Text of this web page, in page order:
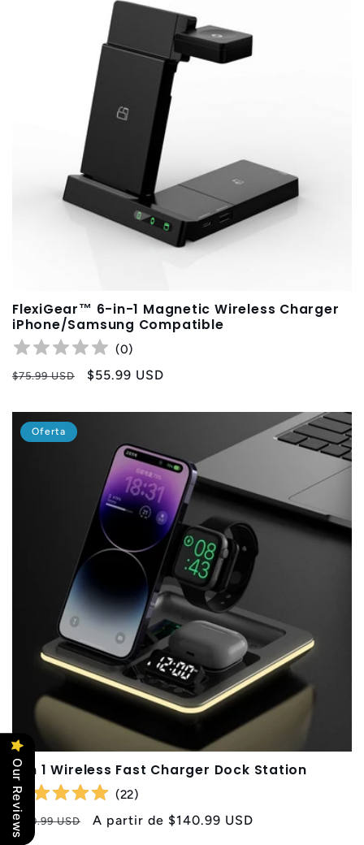
FlexiGear™ 6-in-1 Magnetic Wireless Charger
iPhone/Samsung Compatible
(0)
Precio
$75.99 USD
Precio
oferta
$55.99 USD
Oferta
5 in 1 Wireless Fast Charger Dock Station
(22)
Precio
habitual
$190.99 USD
Precio
A partir de $140.99 USD
Our Reviews